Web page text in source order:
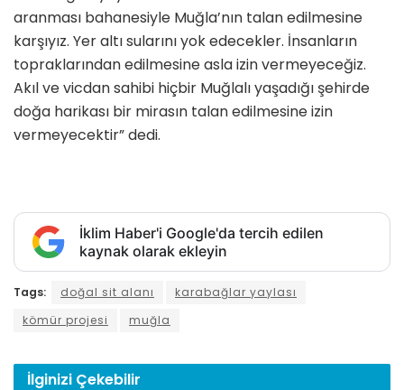
aranması bahanesiyle Muğla’nın talan edilmesine
karşıyız. Yer altı sularını yok edecekler. İnsanların
topraklarından edilmesine asla izin vermeyeceğiz.
Akıl ve vicdan sahibi hiçbir Muğlalı yaşadığı şehirde
doğa harikası bir mirasın talan edilmesine izin
vermeyecektir” dedi.
İklim Haber'i Google'da tercih edilen
kaynak olarak ekleyin
Tags: doğal sit alanı
karabağlar yaylası
kömür projesi
muğla
İlginizi Çekebilir